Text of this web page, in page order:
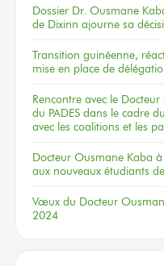
Dossier Dr. Ousmane
de Dixinn ajourne sa
Transition guinéenne,
mise en place de
Rencontre avec le Docteur
du PADES dans le cadre
avec les coalitions et les
Docteur Ousmane Kaba
aux nouveaux étudiants
Vœux du Docteur
2024